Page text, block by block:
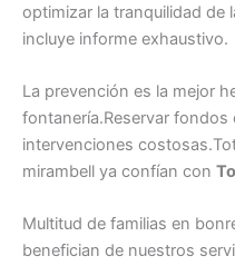
optimizar la tranquilidad de
incluye informe exhaustivo.
La prevención es la mejor
fontanería.Reservar
intervenciones
mirambell ya confían con
Multitud de familias en
benefician de nuestros